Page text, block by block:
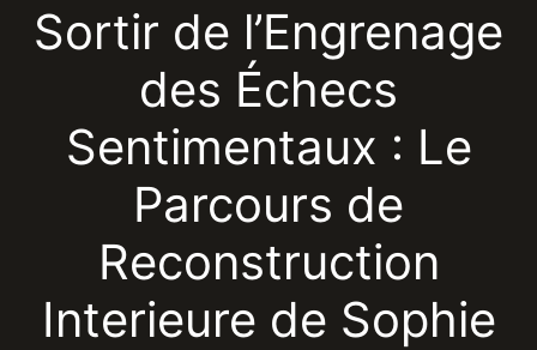
Sortir de l’Engrenage
des Échecs
Sentimentaux : Le
Parcours de
Reconstruction
Interieure de Sophie